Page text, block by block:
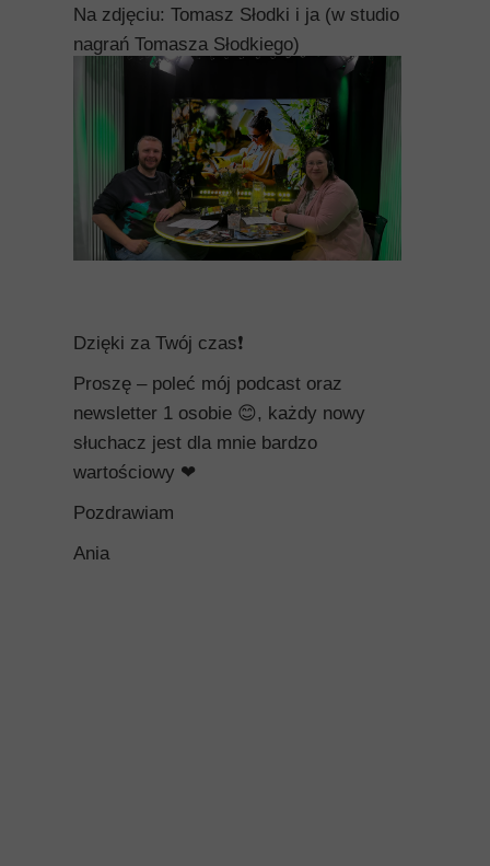
Na zdjęciu: Tomasz Słodki i ja (w studio
nagrań Tomasza Słodkiego)
Dzięki za Twój czas❗
Proszę – poleć mój podcast oraz
newsletter 1 osobie 😊, każdy nowy
słuchacz jest dla mnie bardzo
wartościowy ❤
Pozdrawiam
Ania